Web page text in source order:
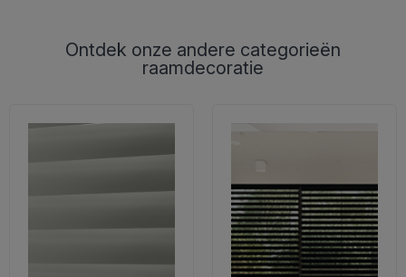
Ontdek onze andere categorieën
raamdecoratie